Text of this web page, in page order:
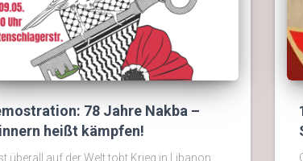
78 Jahre Nakba –
heißt kämpfen!
überall auf der Welt tobt Krieg in Libanon,